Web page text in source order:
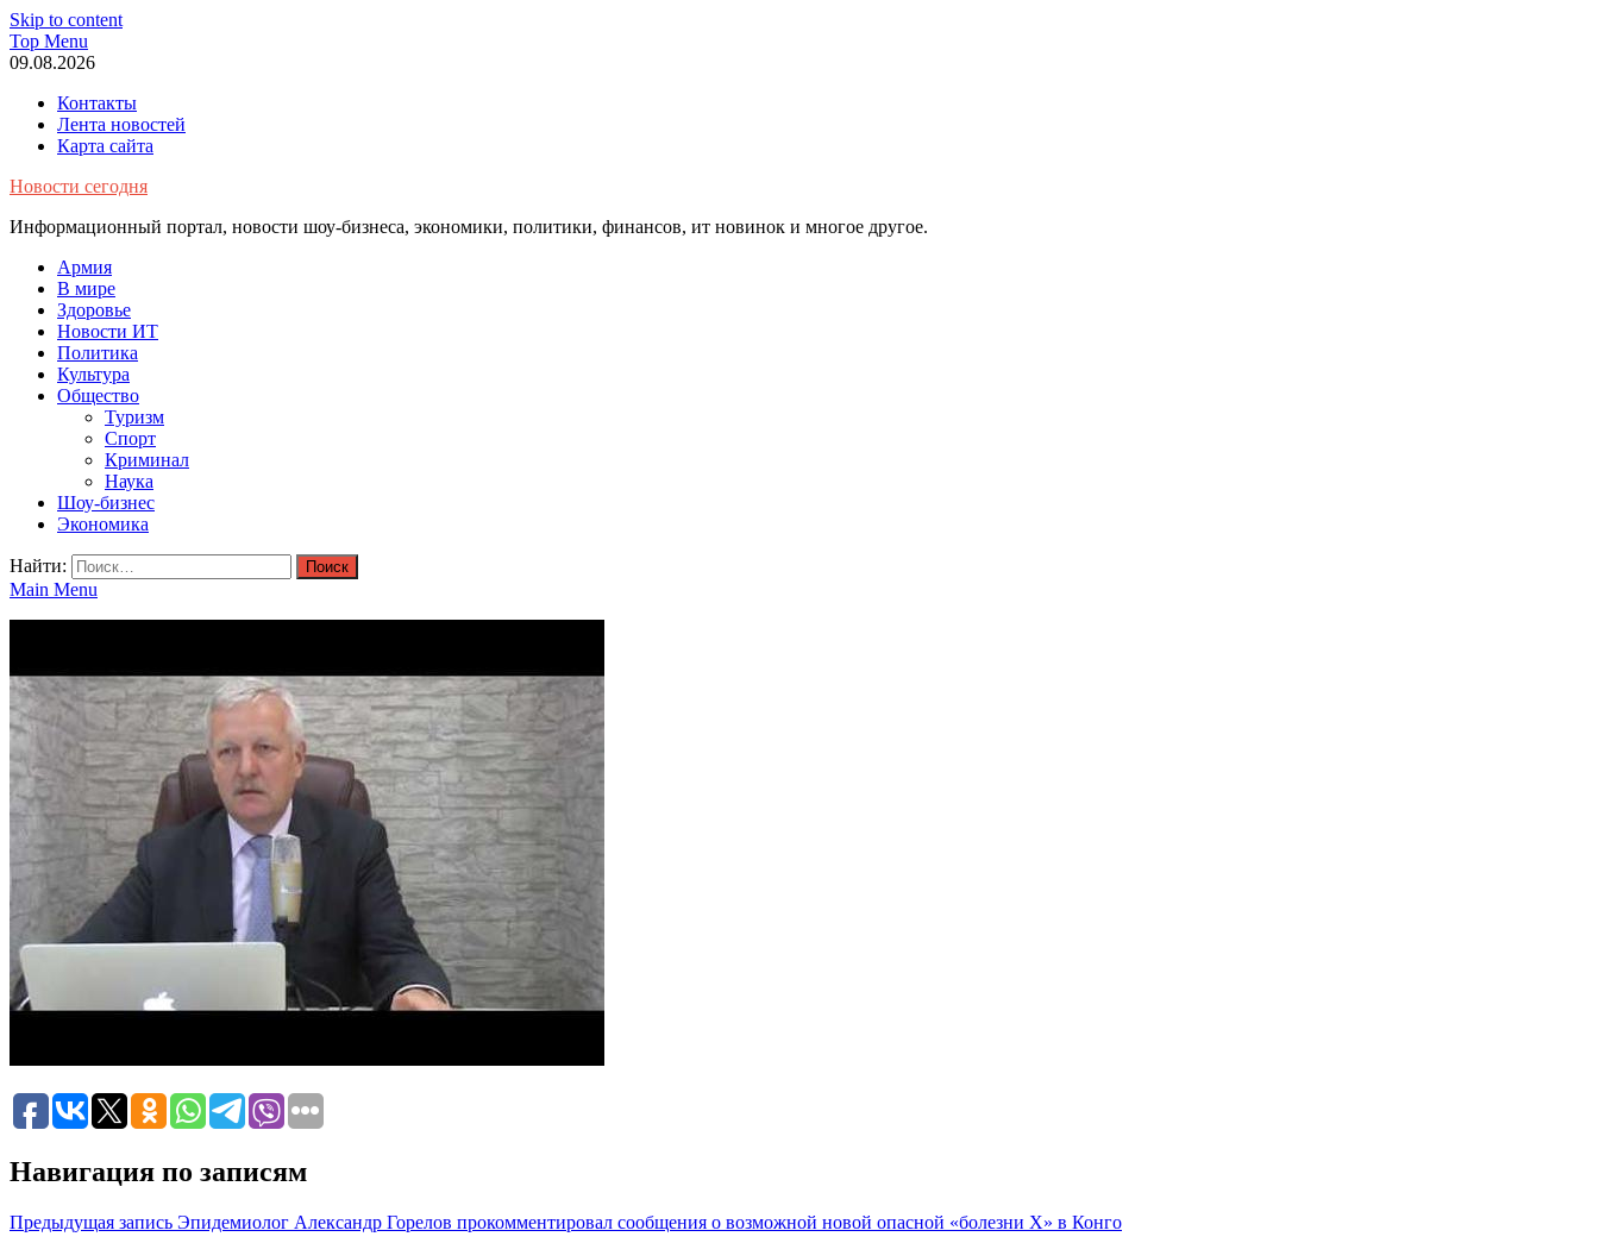
Skip to content
Top Menu
09.08.2026
Контакты
Лента новостей
Карта сайта
Новости сегодня
Информационный портал, новости шоу-бизнеса, экономики, политики, финансов, ит новинок и многое другое.
Армия
В мире
Здоровье
Новости ИТ
Политика
Культура
Общество
Туризм
Спорт
Криминал
Наука
Шоу-бизнес
Экономика
Найти:
Main Menu
Навигация по записям
Предыдущая запись Эпидемиолог Александр Горелов прокомментировал сообщения о возможной новой опасной «болезни X» в Конго